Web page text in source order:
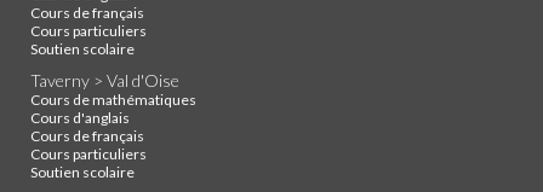
Cours de français
Cours particuliers
Soutien scolaire
Taverny > Val d'Oise
Cours de mathématiques
Cours d'anglais
Cours de français
Cours particuliers
Soutien scolaire